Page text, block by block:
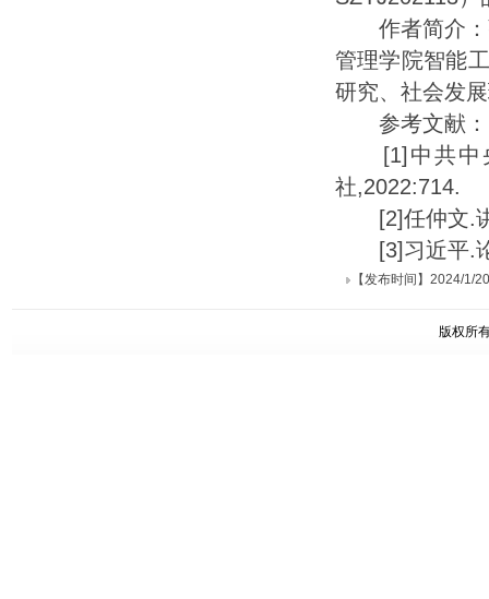
作者简介：
管理学院智能
研究、社会发
参考文献：
[1]中共中央
社,2022:714.
[2]任仲文.讲
[3]习近平.论
【发布时间】2024/1/
版权所